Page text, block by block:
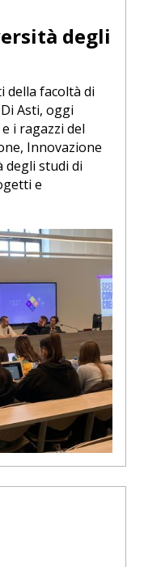
degli
della facoltà di
Asti, oggi
i ragazzi del
Innovazione
degli studi di
e